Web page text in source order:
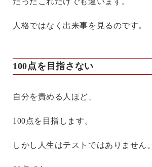
人格ではなく出来事を見るのです。
100点を目指さない
自分を責める人ほど、
100点を目指します。
しかし人生はテストではありません。